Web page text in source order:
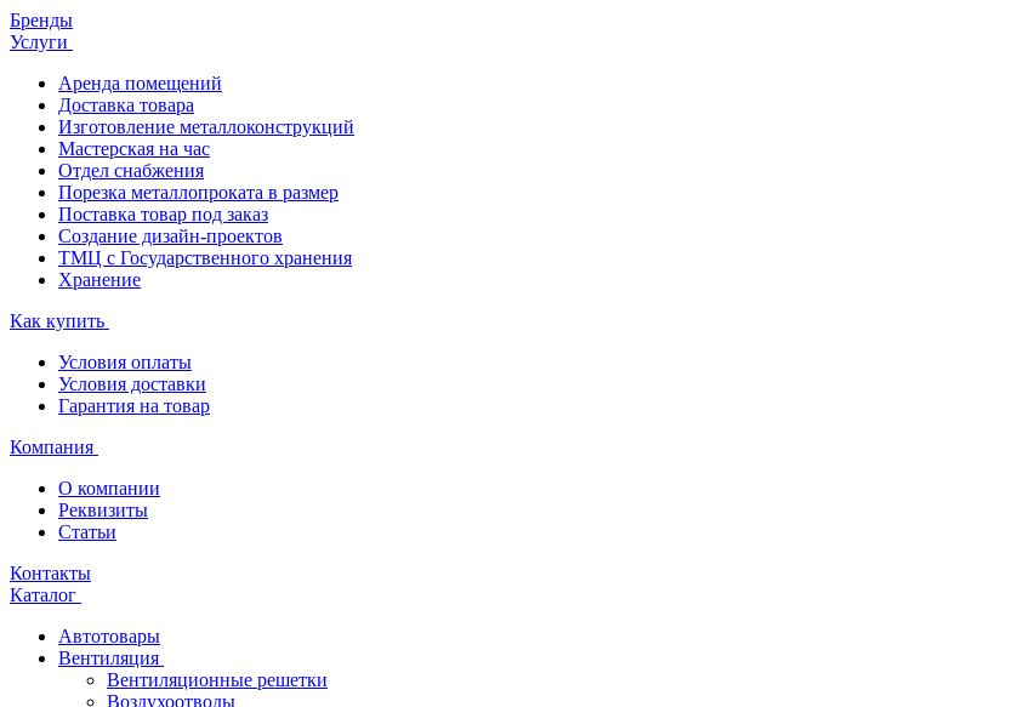
Бренды
Услуги
Аренда помещений
Доставка товара
Изготовление металлоконструкций
Мастерская на час
Отдел снабжения
Порезка металлопроката в размер
Поставка товар под заказ
Создание дизайн-проектов
ТМЦ с Государственного хранения
Хранение
Как купить
Условия оплаты
Условия доставки
Гарантия на товар
Компания
О компании
Реквизиты
Статьи
Контакты
Каталог
Автотовары
Вентиляция
Вентиляционные решетки
Воздухоотводы